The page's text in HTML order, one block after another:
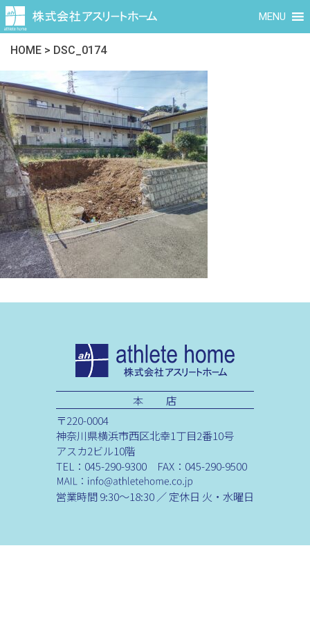
MENU
HOME > DSC_0174
本 店
〒220-0004
神奈川県横浜市西区北幸1丁目2番10号
アスカ2ビル10階
TEL：045-290-9300 FAX：045-290-9500
営業時間 9:30～18:30 ／ 定休日 火・水曜日